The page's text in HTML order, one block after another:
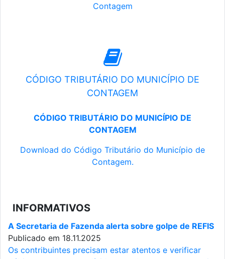
Contagem
CÓDIGO TRIBUTÁRIO DO MUNICÍPIO DE
CONTAGEM
CÓDIGO TRIBUTÁRIO DO MUNICÍPIO DE
CONTAGEM
Download do Código Tributário do Município de
Contagem.
INFORMATIVOS
A Secretaria de Fazenda alerta sobre golpe de REFIS
Publicado em 18.11.2025
Os contribuintes precisam estar atentos e verificar